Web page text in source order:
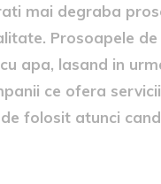
mai degraba
Prosoapele
apa, lasand in
ce ofera
folosit atunci